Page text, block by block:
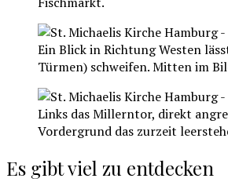
Ein Blick in Richtung Westen
Türmen) schweifen. Mitten im
Links das Millerntor, direkt
Vordergrund das zurzeit
Es gibt viel zu entdecken